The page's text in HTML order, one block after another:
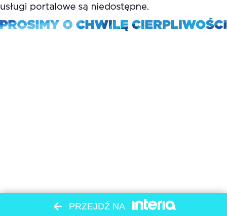
PRZEJDŹ NA